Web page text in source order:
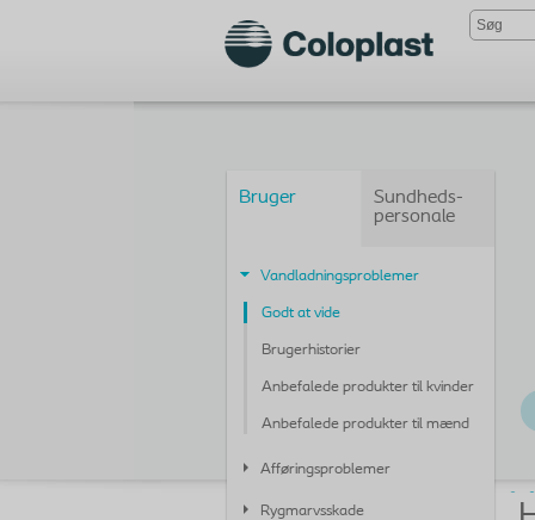
Bruger
Vandladningsproblemer
Godt at vide
Brugerhistorier
Anbefalede produkter til kvinder
Anbefalede produkter til mænd
Afføringsproblemer
Rygmarvsskade
Sundheds-
personale